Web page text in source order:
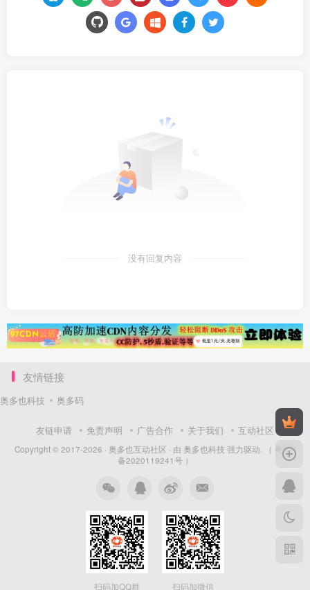
没有回复内容
友情链接
奥多也科技 奥多码
友链申请 免责声明 广告合作 关于我们 互动社区
Copyright © 2017-2026 · 奥多也互动社区 · 由 奥多也科技 强力驱动.
（ 粤ICP
备2020119241号 ）
扫码加QQ群 扫码加微信